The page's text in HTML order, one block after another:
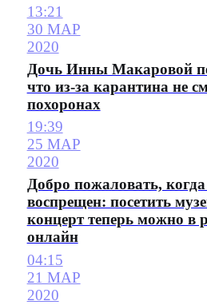
13:21
30 МАР
2020
Дочь Инны Макаровой
что из-за карантина не
похоронах
19:39
25 МАР
2020
Добро пожаловать, когда
воспрещен: посетить
концерт теперь можно в
онлайн
04:15
21 МАР
2020